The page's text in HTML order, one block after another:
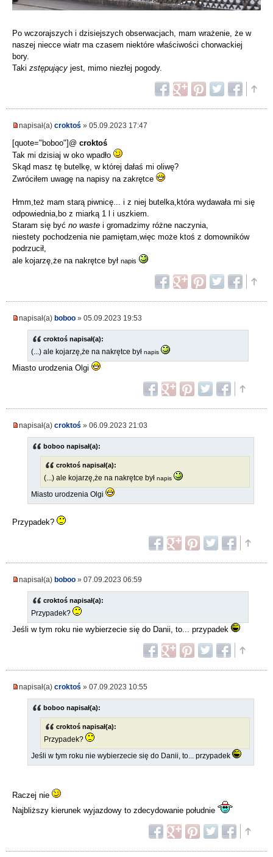
Po wczorajszych i dzisiejszych obserwacjach, mam wrażenie, że w
naszej niecce wiatr ma czasem niektóre właściwości chorwackiej
bory.
Taki zstępujący jest, mimo niezłej pogody.
napisał(a) croktoś » 05.09.2023 17:47
[quote="boboo"]@ croktoś
Tak mi dzisiaj w oko wpadło
Skąd masz tę butelkę, w której dałaś mi oliwę?
Zwróciłem uwagę na napisy na zakrętce
Hmm,też mam starą piwnicę... i z niej butelka,która wydawała mi się
odpowiednia,bo z miarką 1 l i uszkiem.
Staram się być no waste i gromadzimy różne naczynia,
niestety pochodzenia nie pamiętam,więc może ktoś z domowników
podrzucił,
ale kojarzę,że na nakrętce był napis
napisał(a) boboo » 05.09.2023 19:53
croktoś napisał(a):
(...) ale kojarzę,że na nakrętce był napis
Miasto urodzenia Olgi
napisał(a) croktoś » 06.09.2023 21:03
boboo napisał(a):
croktoś napisał(a):
(...) ale kojarzę,że na nakrętce był napis
Miasto urodzenia Olgi
Przypadek?
napisał(a) boboo » 07.09.2023 06:59
croktoś napisał(a):
Przypadek?
Jeśli w tym roku nie wybierzecie się do Danii, to... przypadek
napisał(a) croktoś » 07.09.2023 10:55
boboo napisał(a):
croktoś napisał(a):
Przypadek?
Jeśli w tym roku nie wybierzecie się do Danii, to... przypadek
Raczej nie
Najbliższy kierunek wyjazdowy to zdecydowanie południe